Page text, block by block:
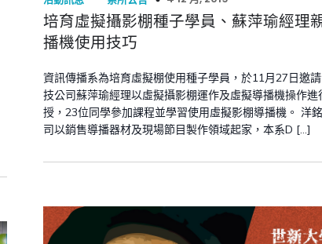
培育虛擬攝影棚種子學員、蘇萍瑜經理
播機使用技巧
資訊傳播系為培育虛擬棚使用種子學員，於11月27日邀
技公司蘇萍瑜經理以虛擬攝影棚運作及虛擬導播機操作進
授，23位同學參加課程並學習使用虛擬影棚導播機。 洋
司以銷售導播器材及現場節目製作領域起家，本系D […]